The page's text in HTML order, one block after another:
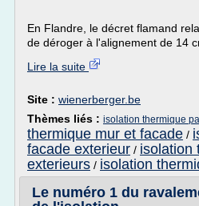
En Flandre, le décret flamand
de déroger à l'alignement de 14
Lire la suite
Site : wienerberger.be
Thèmes liés : isolation thermique
thermique mur et facade /
facade exterieur / isolation
exterieurs / isolation
Le numéro 1 du